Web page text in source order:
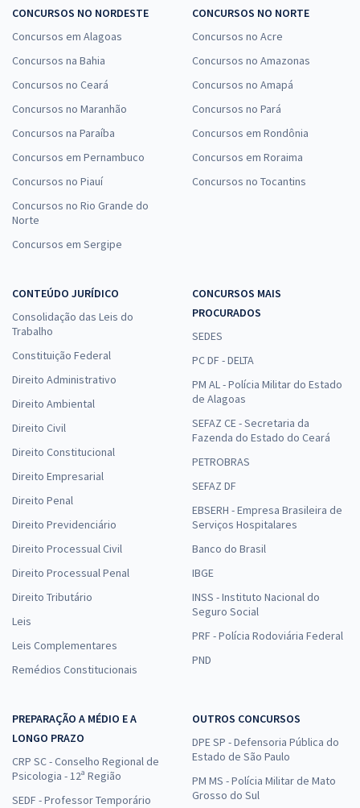
CONCURSOS NO NORDESTE
Concursos em Alagoas
Concursos na Bahia
Concursos no Ceará
Concursos no Maranhão
Concursos na Paraíba
Concursos em Pernambuco
Concursos no Piauí
Concursos no Rio Grande do
Norte
Concursos em Sergipe
CONCURSOS NO NORTE
Concursos no Acre
Concursos no Amazonas
Concursos no Amapá
Concursos no Pará
Concursos em Rondônia
Concursos em Roraima
Concursos no Tocantins
CONTEÚDO JURÍDICO
Consolidação das Leis do
Trabalho
Constituição Federal
Direito Administrativo
Direito Ambiental
Direito Civil
Direito Constitucional
Direito Empresarial
Direito Penal
Direito Previdenciário
Direito Processual Civil
Direito Processual Penal
Direito Tributário
Leis
Leis Complementares
Remédios Constitucionais
CONCURSOS MAIS
PROCURADOS
SEDES
PC DF - DELTA
PM AL - Polícia Militar do Estado
de Alagoas
SEFAZ CE - Secretaria da
Fazenda do Estado do Ceará
PETROBRAS
SEFAZ DF
EBSERH - Empresa Brasileira de
Serviços Hospitalares
Banco do Brasil
IBGE
INSS - Instituto Nacional do
Seguro Social
PRF - Polícia Rodoviária Federal
PND
PREPARAÇÃO A MÉDIO E A
LONGO PRAZO
CRP SC - Conselho Regional de
Psicologia - 12ª Região
SEDF - Professor Temporário
OUTROS CONCURSOS
DPE SP - Defensoria Pública do
Estado de São Paulo
PM MS - Polícia Militar de Mato
Grosso do Sul